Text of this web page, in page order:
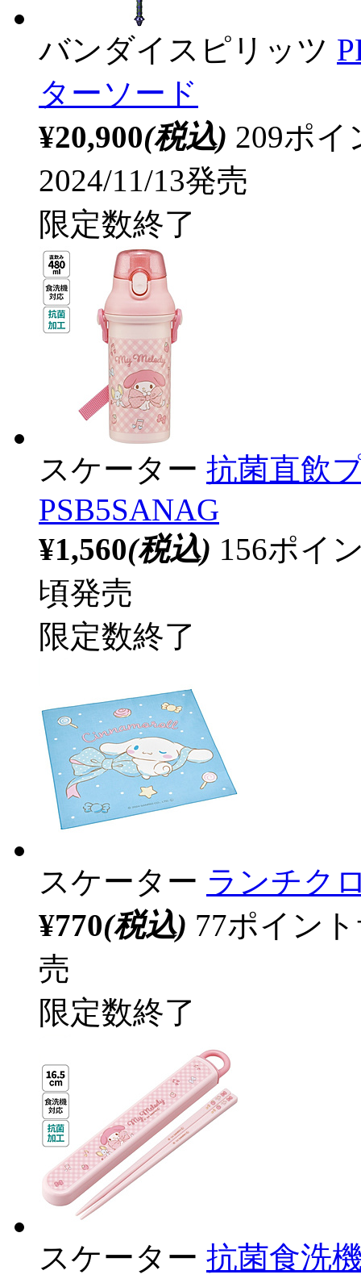
バンダイスピリッツ
ターソード
¥20,900(税込) 209ポ
2024/11/13発売
限定数終了
スケーター 抗菌直飲
PSB5SANAG
¥1,560(税込) 156ポイ
頃発売
限定数終了
スケーター ランチク
¥770(税込) 77ポイン
売
限定数終了
スケーター 抗菌食洗